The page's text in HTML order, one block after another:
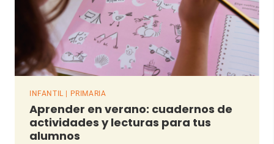
INFANTIL | PRIMARIA
Aprender en verano: cuadernos de
actividades y lecturas para tus
alumnos